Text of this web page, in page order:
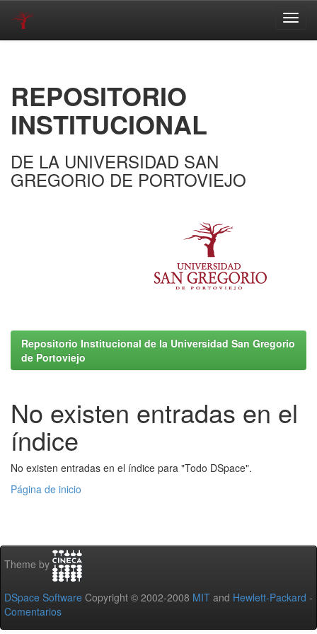
REPOSITORIO
INSTITUCIONAL
DE LA UNIVERSIDAD SAN
GREGORIO DE PORTOVIEJO
Repositorio Institucional de la Universidad San Gregorio
de Portoviejo
No existen entradas en el
índice
No existen entradas en el índice para "Todo DSpace".
Página de inicio
Theme by
DSpace Software Copyright © 2002-2008 MIT and Hewlett-Packard -
Comentarios